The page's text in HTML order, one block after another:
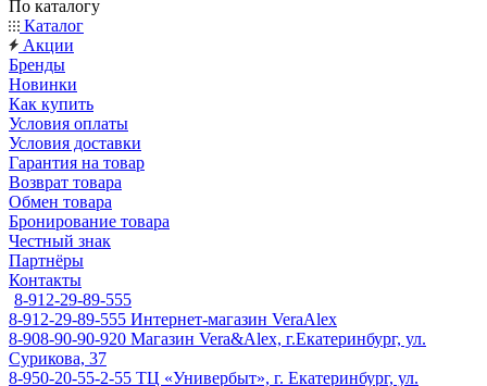
По каталогу
Каталог
Акции
Бренды
Новинки
Как купить
Условия оплаты
Условия доставки
Гарантия на товар
Возврат товара
Обмен товара
Бронирование товара
Честный знак
Партнёры
Контакты
8-912-29-89-555
8-912-29-89-555 Интернет-магазин VeraAlex
8-908-90-90-920 Магазин Vera&Alex, г.Екатеринбург, ул.
Сурикова, 37
8-950-20-55-2-55 ТЦ «Универбыт», г. Екатеринбург, ул.